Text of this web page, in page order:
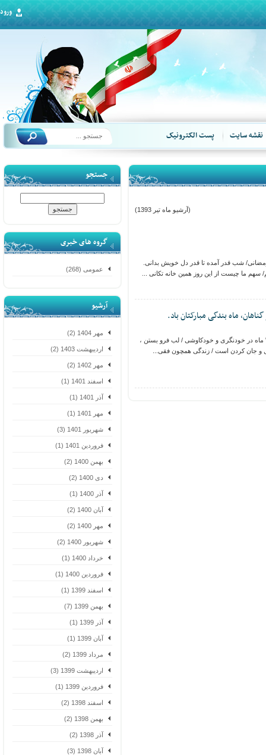
ورود
سایت پست الکترونیک
جستجو
گروه های خبری
عمومی (268)
آرشیو
مهر 1404 (2)
اردیبهشت 1403 (2)
مهر 1402 (2)
اسفند 1401 (1)
آذر 1401 (1)
مهر 1401 (1)
شهریور 1401 (3)
فروردین 1401 (1)
بهمن 1400 (2)
دی 1400 (2)
آذر 1400 (1)
آبان 1400 (2)
مهر 1400 (2)
شهریور 1400 (2)
خرداد 1400 (1)
فروردین 1400 (1)
اسفند 1399 (1)
بهمن 1399 (7)
آذر 1399 (1)
آبان 1399 (1)
مرداد 1399 (2)
اردیبهشت 1399 (3)
فروردین 1399 (1)
اسفند 1398 (2)
بهمن 1398 (2)
آذر 1398 (2)
آبان 1398 (3)
(آرشیو ماه تیر 1393)
شب قدر آمده تا قدر دل خویش بدانی.
سهم ما چیست از این روز همین خانه تکانی ...
ماه بندگی مبارکتان باد.
در خودنگری و خودکاوشی / لب فرو بستن ،
جان کردن است / زندگی همچون فقی...